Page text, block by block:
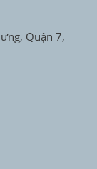
Quận 7,